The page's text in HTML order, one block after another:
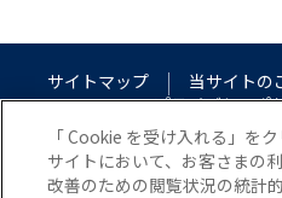
サイトマップ 当サイトの
プライバシーポ
（個人情報のお
「 Cookie を受け入れる」を
サイトにおいて、お客さまの
改善のための閲覧状況の統計